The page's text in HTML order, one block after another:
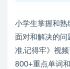
小学生掌握和熟
面对和解决的
准,记得牢》视
800+重点单词